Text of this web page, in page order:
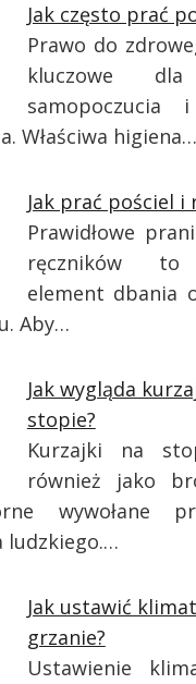
Jak często prać
Prawo do
kluczowe dla
samopoczucia
Właściwa higiena…
Jak prać pościel i
Prawidłowe
ręczników to
element dbania
Aby…
Jak wygląda
stopie?
Kurzajki na
również jako
wywołane
ludzkiego.…
Jak ustawić
grzanie?
Ustawienie